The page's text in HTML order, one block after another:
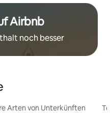
Airbnb
noch besser
Arten von Unterkünften